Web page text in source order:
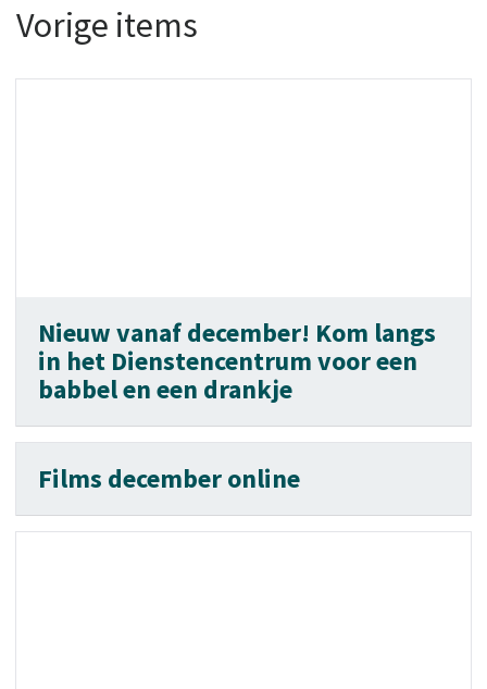
Vorige items
Nieuw vanaf december! Kom langs
in het Dienstencentrum voor een
babbel en een drankje
Films december online